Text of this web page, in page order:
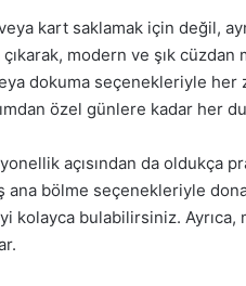
kart saklamak için değil,
modern ve şık
dokuma seçenekleriyle her
özel günlere kadar her
açısından da oldukça
bölme seçenekleriyle
kolayca bulabilirsiniz.